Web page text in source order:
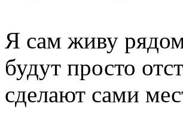
Я сам живу
будут просто
сделают сами